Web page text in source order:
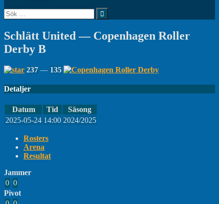
Sök
efter:
Schlätt United — Copenhagen Roller
Derby B
237 — 135
Detaljer
Datum Tid
Säsong
2025-05-24 14:00 2024/2025
Rosters
Arena
Resultat
Jammer
0 0
Pivot